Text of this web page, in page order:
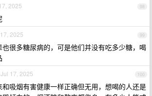
98
2025
99
2025
很多糖尿病的，可是他们并没有吃多少糖，喝
100
Jul 17, 2025
吸烟有害健康一样正确但无用，想喝的人还是